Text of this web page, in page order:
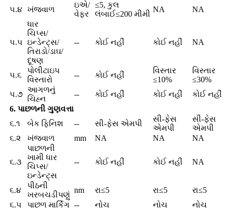
૫.૪ ખંજવાળ
ઇએ/
વેફર
≤5, કુલ
લંબાઈ≤200 મીમી
NA NA
૫.૫
ધાર
ચિપ્સ/
ઇન્ડેન્ટ્સ/
તિરાડો/ડાઘ/
દૂષણ
-- કોઈ નહીં કોઈ નહીં NA
૫.૬
પોલીટાઇપ
વિસ્તારો
-- કોઈ નહીં
વિસ્તાર
≤10%
વિસ્તાર
≤30%
૫.૭
આગળનું
ચિહ્ન
-- કોઈ નહીં કોઈ નહીં
કોઈ નહીં
6. પાછળની ગુણવત્તા
૬.૧
બેક ફિનિશ -- સી-ફેસ એમપી
સી-ફેસ
એમપી
સી-ફેસ
એમપી
૬.૨
ખંજવાળ mm NA NA NA
૬.૩
પાછળની
ખામી ધાર
ચિપ્સ/
ઇન્ડેન્ટ્સ
-- કોઈ નહીં કોઈ નહીં NA
૬.૪
પીઠની
ખરબચડીપણું
nm રા≤5 રા≤5
રા≤5
૬.૫
પાછળ માર્કિંગ -- નોચ નોચ
નોચ